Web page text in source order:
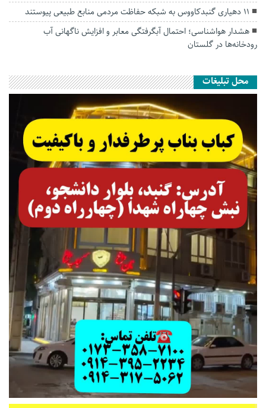
۱۱ دهیاری گنبدکاووس به شبکه حفاظت مردمی منابع طبیعی پیوستند
هشدار هواشناسی؛ احتمال آبگرفتگی معابر و افزایش ناگهانی آب
رودخانه‌ها در گلستان
محل تبلیغات